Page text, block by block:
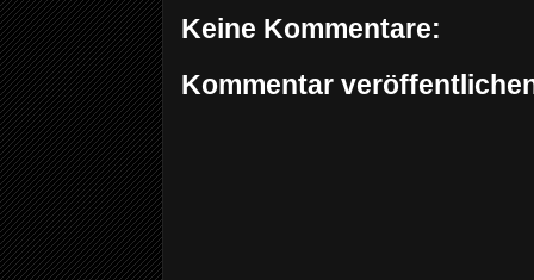
Keine Kommentare:
Kommentar